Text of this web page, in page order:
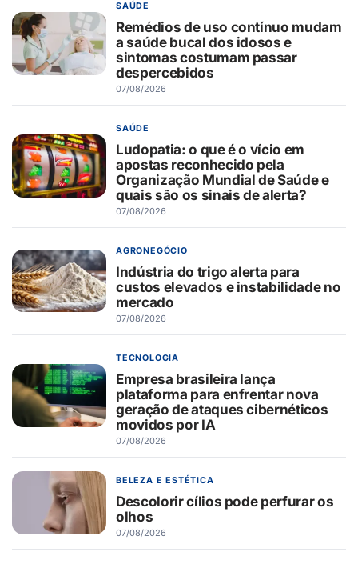
SAÚDE
Remédios de uso contínuo mudam
a saúde bucal dos idosos e
sintomas costumam passar
despercebidos
07/08/2026
SAÚDE
Ludopatia: o que é o vício em
apostas reconhecido pela
Organização Mundial de Saúde e
quais são os sinais de alerta?
07/08/2026
AGRONEGÓCIO
Indústria do trigo alerta para
custos elevados e instabilidade no
mercado
07/08/2026
TECNOLOGIA
Empresa brasileira lança
plataforma para enfrentar nova
geração de ataques cibernéticos
movidos por IA
07/08/2026
BELEZA E ESTÉTICA
Descolorir cílios pode perfurar os
olhos
07/08/2026